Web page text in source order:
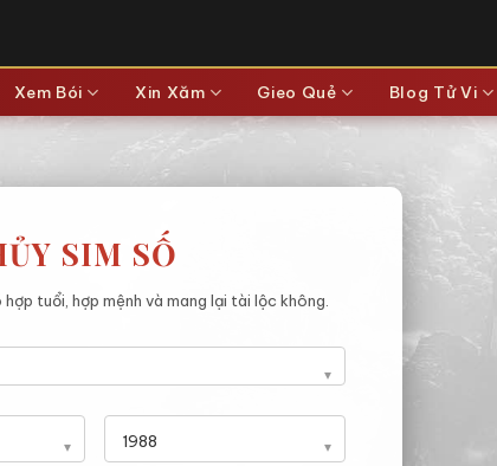
Xem Bói Xin Xăm Gieo Quẻ Blog Tử Vi
SIM SỐ
tuổi, hợp mệnh và mang lại tài lộc không.